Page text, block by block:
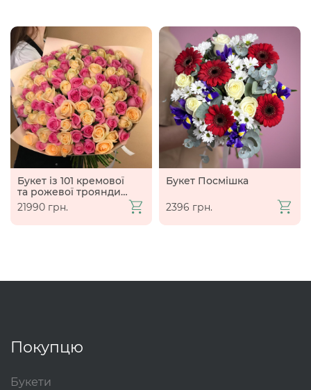
Букет із 101 кремової
та рожевої троянди
(70 см)
21990 грн.
Букет Посмішка
2396 грн.
Покупцю
Букети